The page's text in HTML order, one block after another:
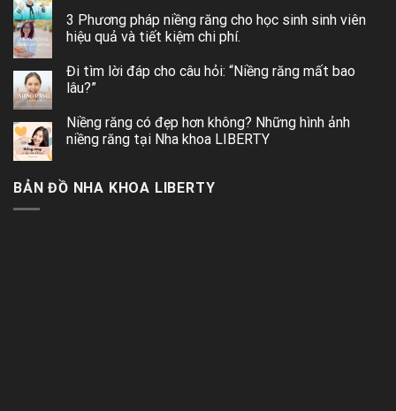
3 Phương pháp niềng răng cho học sinh sinh viên
hiệu quả và tiết kiệm chi phí.
Đi tìm lời đáp cho câu hỏi: “Niềng răng mất bao
lâu?”
Niềng răng có đẹp hơn không? Những hình ảnh
niềng răng tại Nha khoa LIBERTY
BẢN ĐỒ NHA KHOA LIBERTY